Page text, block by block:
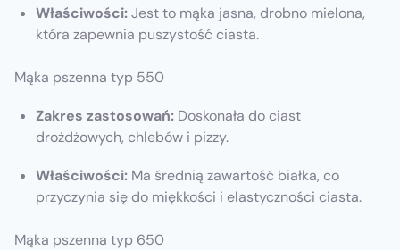
Właściwości:Jest to mąka jasna, drobno mielona,
która zapewnia puszystość ciasta.
Mąka pszenna typ 550
Zakres zastosowań: Doskonała do ciast
drożdżowych, chlebów i pizzy.
Właściwości: Ma średnią zawartość białka, co
przyczynia się do miękkości i elastyczności ciasta.
Mąka pszenna typ 650